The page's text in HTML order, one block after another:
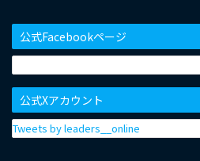
公式Facebookページ
公式Xアカウント
Tweets by leaders__online